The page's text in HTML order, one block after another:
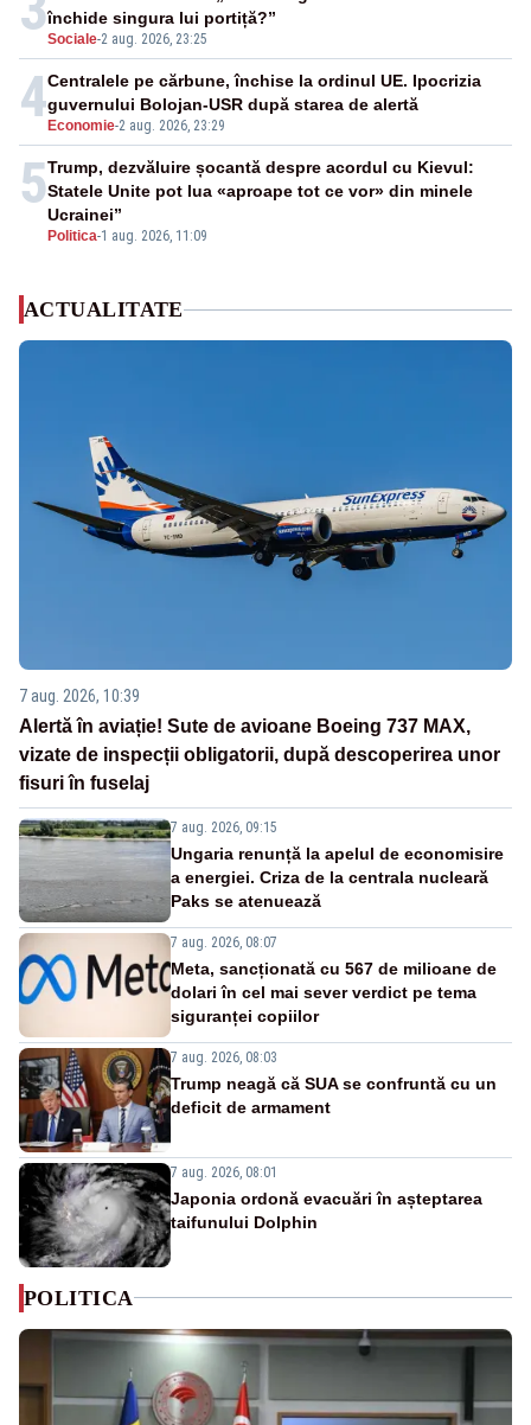
Sociale-2 aug. 2026, 23:25
închide singura lui portiță?”
4 Economie-2 aug. 2026, 23:29
Centralele pe cărbune, închise la ordinul UE. Ipocrizia
guvernului Bolojan-USR după starea de alertă
5
Politica-1 aug. 2026, 11:09
Trump, dezvăluire șocantă despre acordul cu Kievul:
Statele Unite pot lua «aproape tot ce vor» din minele
Ucrainei”
ACTUALITATE
7 aug. 2026, 10:39
Alertă în aviație! Sute de avioane Boeing 737 MAX,
vizate de inspecții obligatorii, după descoperirea unor
fisuri în fuselaj
7 aug. 2026, 09:15
Ungaria renunță la apelul de economisire
a energiei. Criza de la centrala nucleară
Paks se atenuează
7 aug. 2026, 08:07
Meta, sancționată cu 567 de milioane de
dolari în cel mai sever verdict pe tema
siguranței copiilor
7 aug. 2026, 08:03
Trump neagă că SUA se confruntă cu un
deficit de armament
7 aug. 2026, 08:01
Japonia ordonă evacuări în așteptarea
taifunului Dolphin
POLITICA